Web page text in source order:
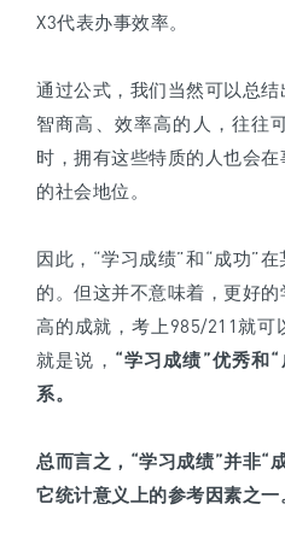
X3代表办事效率。
通过公式，我们当然可以总结
智商高、效率高的人，往往
时，拥有这些特质的人也会
的社会地位。
因此，“学习成绩”和“成功”
的。但这并不意味着，更好
高的成就，考上985/211就可
就是说， “学习成绩”优秀和
系。
总而言之，“学习成绩”并非“
它统计意义上的参考因素之一